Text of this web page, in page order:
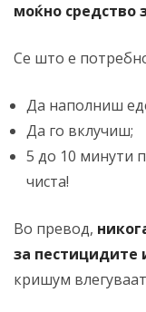
моќно средство
Се што е
Да наполниш
Да го вклучиш;
5 до 10 минути
чиста!
Во превод,
за пестицидите
кришум